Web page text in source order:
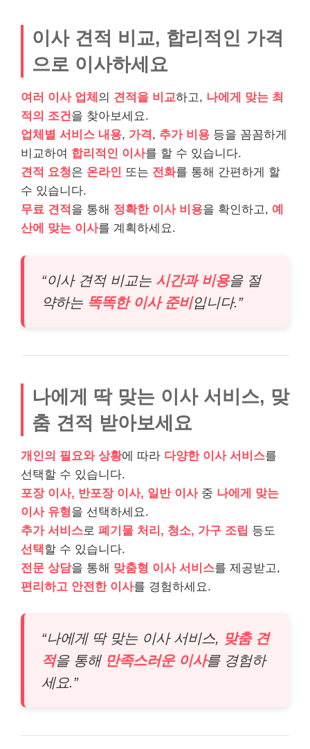
이사 견적 비교, 합리적인 가격
으로 이사하세요
여러 이사 업체 의 견적을 비교하고, 나에게 맞는 최
적의 조건을 찾아보세요.
업체별 서비스 내용, 가격 , 추가 비용 등을 꼼꼼하게
비교하여 합리적인 이사를 할 수 있습니다.
견적 요청은 온라인 또는 전화를 통해 간편하게 할
수 있습니다.
무료 견적 을 통해 정확한 이사 비용을 확인하고, 예
산에 맞는 이사를 계획하세요.
“이사 견적 비교는 시간과 비용을 절
약하는 똑똑한 이사 준비입니다.”
나에게 딱 맞는 이사 서비스, 맞
춤 견적 받아보세요
개인의 필요와 상황에 따라 다양한 이사 서비스를
선택할 수 있습니다.
포장 이사, 반포장 이사, 일반 이사중 나에게 맞는
이사 유형을 선택하세요.
추가 서비스로 폐기물 처리, 청소, 가구 조립 등도
선택할 수 있습니다.
전문 상담을 통해 맞춤형 이사 서비스를 제공받고,
편리하고 안전한 이사를 경험하세요.
“나에게 딱 맞는 이사 서비스, 맞춤 견
적을 통해 만족스러운 이사를 경험하
세요.”